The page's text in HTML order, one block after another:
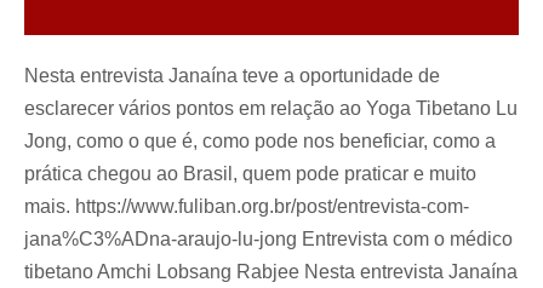
Nesta entrevista Janaína teve a oportunidade de
esclarecer vários pontos em relação ao Yoga Tibetano Lu
Jong, como o que é, como pode nos beneficiar, como a
prática chegou ao Brasil, quem pode praticar e muito
mais. https://www.fuliban.org.br/post/entrevista-com-
jana%C3%ADna-araujo-lu-jong Entrevista com o médico
tibetano Amchi Lobsang Rabjee Nesta entrevista Janaína